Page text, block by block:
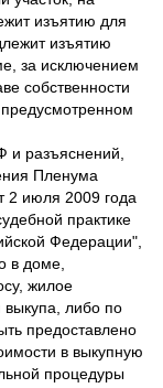
изъятию для
изъятию
за исключением
собственности
и разъяснений,
Пленума
2 июля 2009 года
практике
Федерации",
в доме,
жилое
либо по
предоставлено
в выкупную
процедуры